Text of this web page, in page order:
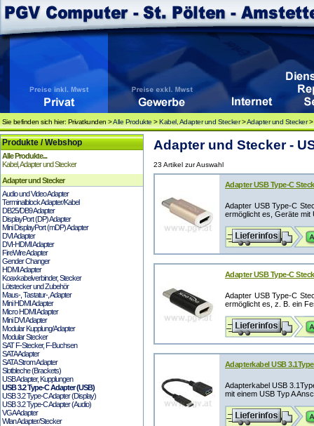
Sie befinden sich hier: Privatkunden >Alle Produkte >Kabel, Adapter und Stecker>Adapter und Stecker>
Produkte / Webshop
Alle Produkte...
Kabel, Adapter und Stecker
Adapter und Stecker
Audio und Video Adapter
Terminalblock Adapter/Kabel
DB25/DB9 Adapter
DisplayPort (DP) Adapter
Mini DisplayPort (mDP) Adapter
DVI Adapter
DVI-HDMI Adapter
FireWire Adapter
Gender Changer
HDMI Adapter
Koaxkabelverbinder, Stecker
Lötstecker und Zubehör
Maus-, Tastatur-, Adapter
Mini HDMI Adapter
Micro HDMI Adapter
Mini DVI Adapter
Modular Kupplung/Adapter
Modular Stecker
SAT F-Stecker, F-Buchsen
SATA Adapter
SATA Strom Adapter
Slotbleche (Brackets)
USB Adapter, Kupplungen
USB 3.2 Type-C Adapter (USB)
USB 3.2 Type-C Adapter (Display)
USB 3.2 Type-C Adapter (Audio)
VGA Adapter
Wlan Adapter/Stecker
Adapter und Stecker -
23 Artikel zur Auswahl
Adapter USB Type-C
Adapter USB Type-C
ermöglicht es, Geräte
Adapter USB Type-C
Adapter USB Type-C
ermöglicht es, z. B. ein
Adapterkabel USB
Adapterkabel USB
mit einem USB Typ A